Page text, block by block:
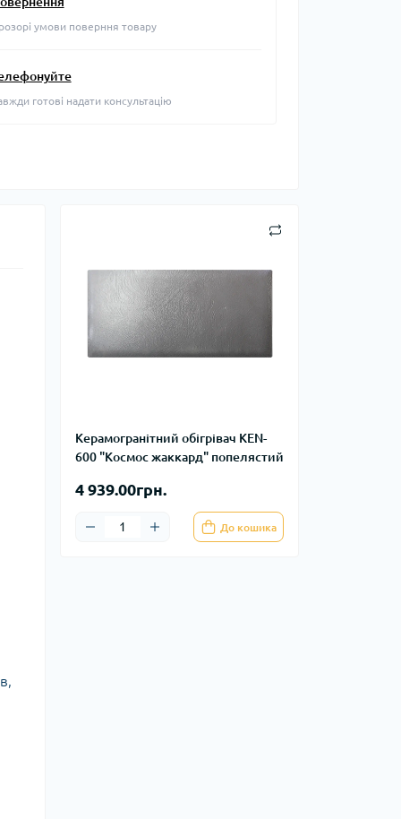
умови поверння товару
готові надати консультацію
Керамогранітний обігрівач KEN-
600 "Космос жаккард" попелястий
4 939.00грн.
До кошика